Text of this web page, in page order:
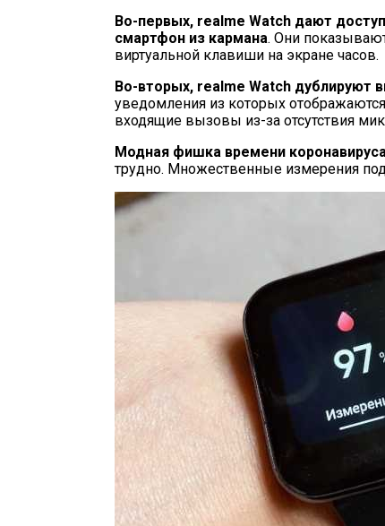
Во-первых, realme Watch дают
смартфон из кармана. Они
виртуальной клавиши на экране часов.
Во-вторых, realme Watch дублируют
уведомления из которых
входящие вызовы из-за отсутствия
Модная фишка времени
трудно. Множественные измерения